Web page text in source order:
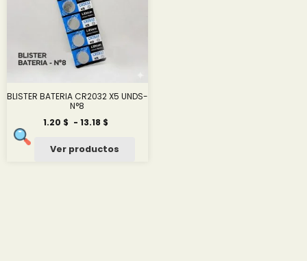
BLISTER BATERIA CR2032 X5 UNDS-
N°8
1.20 $ - 13.18 $
desde
Ver productos